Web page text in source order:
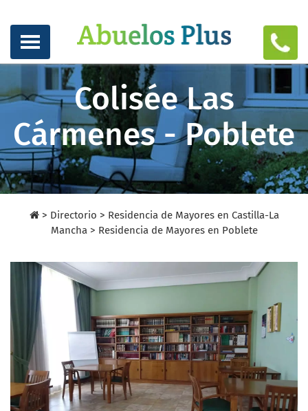
Colisée Las
Cármenes - Poblete
> Directorio > Residencia de Mayores en Castilla-La
Mancha > Residencia de Mayores en Poblete